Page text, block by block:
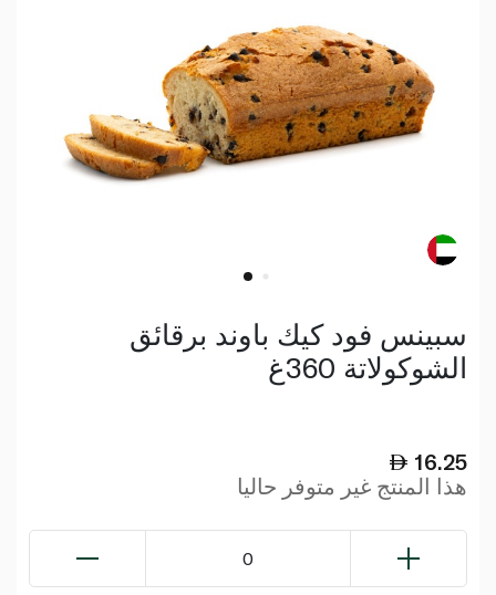
سبينس فود كيك باوند برقائق
الشوكولاتة 360غ
16.25
هذا المنتج غير متوفر حاليا
0